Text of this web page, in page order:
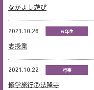
なかよし遊び
2021.10.26 ６年生
志授業
2021.10.22 行事
修学旅行⑦法隆寺